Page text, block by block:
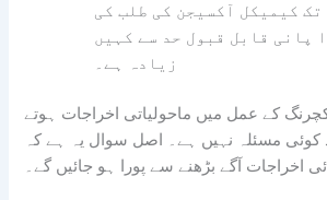
کیمیکل آکسیجن کی طلب کی
پانی قابل قبول حد سے کہیں
زیادہ ہے۔
کے عمل میں ماحولیاتی اخراجات ہوتے
کوئی مسئلہ نہیں ہے۔ اصل سوال یہ ہے کہ
اخراجات آگے بڑھنے سے پورا ہو جائیں گے۔